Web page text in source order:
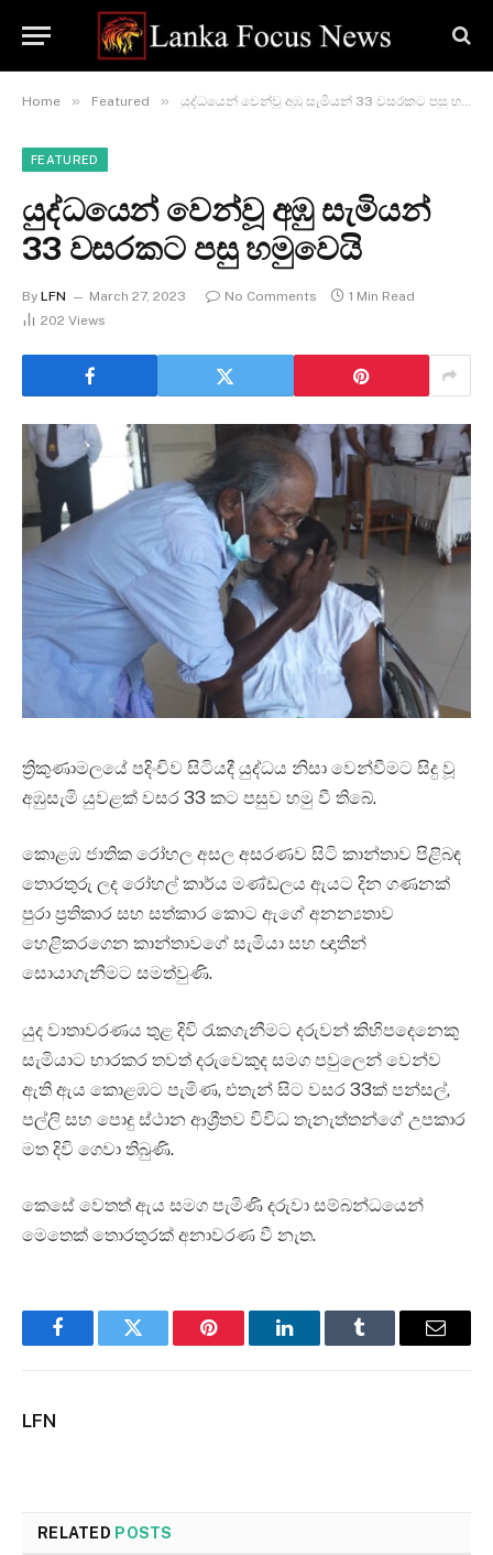
Home » Featured » යුද්ධයෙන් වෙන්වූ අඹු සැමියන් 33 වසරකට පසු හමුවෙයි
FEATURED
යුද්ධයෙන් වෙන්වූ අඹු සැමියන්
33 වසරකට පසු හමුවෙයි
By LFN March 27, 2023 No Comments
1 Min Read
202 Views
ත්‍රිකුණාමලයේ පදිංචිව සිටියදී යුද්ධය නිසා වෙන්වීමට සිදු වූ
අඹුසැමි යුවළක් වසර 33 කට පසුව හමු වී තිබේ.
කොළඹ ජාතික රෝහල අසල අසරණව සිටි කාන්තාව පිළිබඳ
තොරතුරු ලද රෝහල් කාර්ය මණ්ඩලය ඇයට දින ගණනක්
පුරා ප්‍රතිකාර සහ සත්කාර කොට ඇගේ අනන්‍යතාව
හෙළිකරගෙන කාන්තාවගේ සැමියා සහ ඥාතීන්
සොයාගැනීමට සමත්වුණි.
යුද වාතාවරණය තුළ දිවි රැකගැනීමට දරුවන් කිහිපදෙනෙකු
සැමියාට භාරකර තවත් දරුවෙකුද සමග පවුලෙන් වෙන්ව
ඇති ඇය කොළඹට පැමිණ, එතැන් සිට වසර 33ක් පන්සල්,
පල්ලි සහ පොදු ස්ථාන ආශ්‍රීතව විවිධ තැනැත්තන්ගේ උපකාර
මත දිවි ගෙවා තිබුණි.
කෙසේ වෙතත් ඇය සමග පැමිණි දරුවා සම්බන්ධයෙන්
මෙතෙක් තොරතුරක් අනාවරණ වී නැත.
FacebookTwitter Pinterest LinkedInTumblr Email
LFN
RELATED POSTS